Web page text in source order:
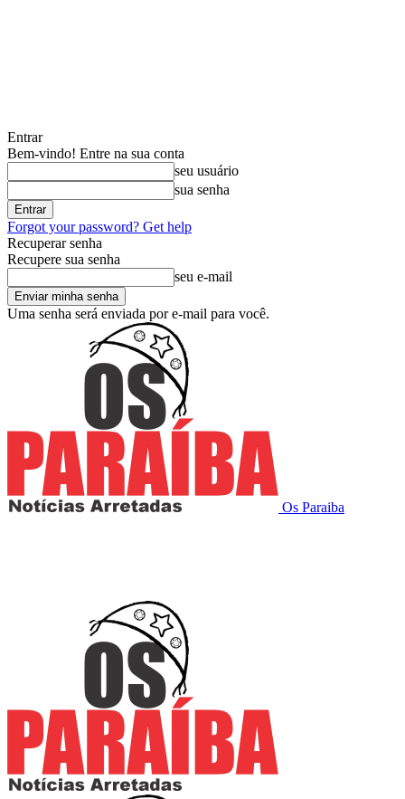
Entrar
Bem-vindo! Entre na sua conta
seu usuário
sua senha
Forgot your password? Get help
Recuperar senha
Recupere sua senha
seu e-mail
Uma senha será enviada por e-mail para você.
Os Paraiba